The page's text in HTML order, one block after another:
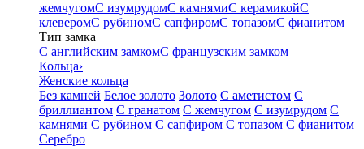
жемчугомС изумрудомС камнямиС керамикойС
клеверомС рубиномС сапфиромС топазомС фианитом
Тип замка
С английским замкомС французским замком
Кольца›
Женские кольца
Без камней Белое золото Золото С аметистом С
бриллиантом С гранатом С жемчугом С изумрудом С
камнями С рубином С сапфиром С топазом С фианитом
Серебро